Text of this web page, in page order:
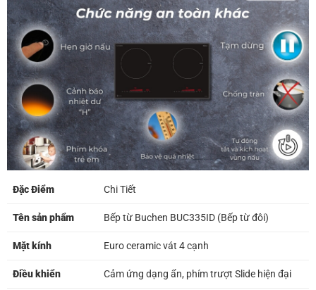
Đặc Điểm Chi Tiết
Tên sản phẩm Bếp từ Buchen BUC335ID (Bếp từ đôi)
Mặt kính Euro ceramic vát 4 cạnh
Điều khiển Cảm ứng dạng ẩn, phím trượt Slide hiện đại